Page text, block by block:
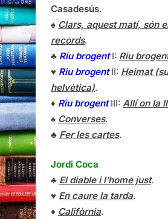
Casadesús.
♠ Clars, aquest matí, són
records.
♣ Riu brogentI: Riu
♥ Riu brogentII: Heimat
helvètica).
♦ Riu brogentIII: Allí on la
♠ Converses.
♣ Fer les cartes.
Jordi Coca
♣ El diable i l’home just.
♥ En caure la tarda.
♦ Califòrnia.